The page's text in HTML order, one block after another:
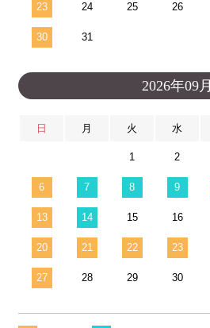
23 24 25 26
30 31
2026年09月
日 月 火 水
1 2
6 7 8 9
13 14 15 16
20 21 22 23
27 28 29 30